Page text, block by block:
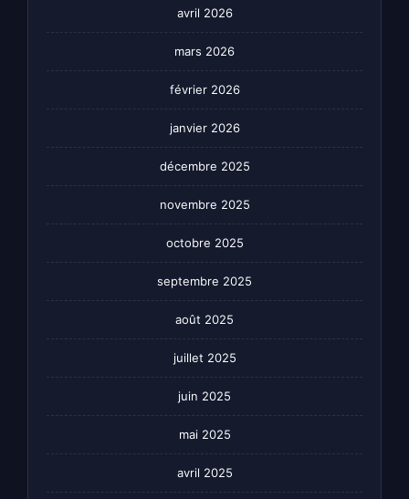
avril 2026
mars 2026
février 2026
janvier 2026
décembre 2025
novembre 2025
octobre 2025
septembre 2025
août 2025
juillet 2025
juin 2025
mai 2025
avril 2025